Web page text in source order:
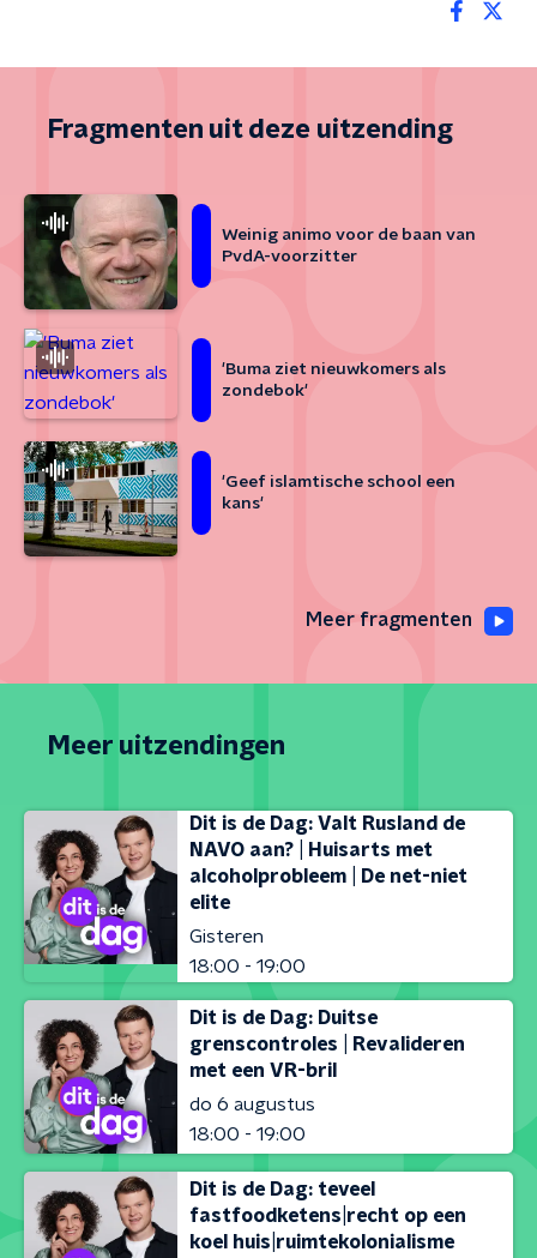
Fragmenten uit deze uitzending
Weinig animo voor de baan van
PvdA-voorzitter
'Buma ziet nieuwkomers als
zondebok'
'Geef islamtische school een
kans'
Meer fragmenten
Meer uitzendingen
Dit is de Dag: Valt Rusland de
NAVO aan? | Huisarts met
alcoholprobleem | De net-niet
elite
Gisteren
18:00 - 19:00
Dit is de Dag: Duitse
grenscontroles | Revalideren
met een VR-bril
do 6 augustus
18:00 - 19:00
Dit is de Dag: teveel
fastfoodketens|recht op een
koel huis|ruimtekolonialisme